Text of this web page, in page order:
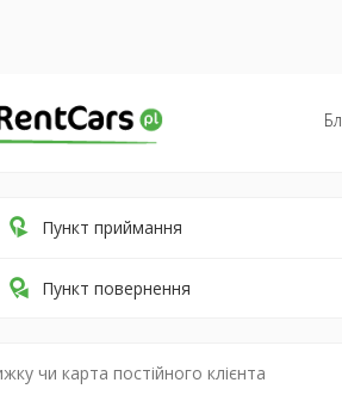
Пункт приймання
Пункт повернення